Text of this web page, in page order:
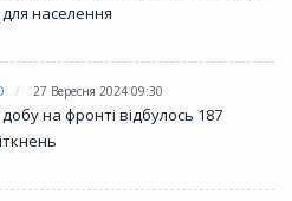
населення
27 Вересня 2024 09:30
на фронті відбулось 187